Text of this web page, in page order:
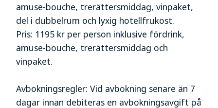
amuse-bouche, trerättersmiddag, vinpaket,
del i dubbelrum och lyxig hotellfrukost.
Pris: 1195 kr per person inklusive fördrink,
amuse-bouche, trerättersmiddag och
vinpaket.
Avbokningsregler: Vid avbokning senare än 7
dagar innan debiteras en avbokningsavgift på